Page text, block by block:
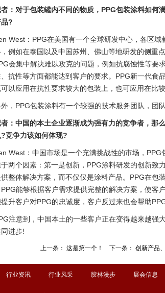
：对于包装罐内不同的物质，PPG包装涂料如何
?
West：PPG在美国有一个全球研发中心，各区
例如在泰国以及中国苏州、佛山等地研发的侧重
会集中解决难以攻克的问题，例如抗腐蚀性等要
抗性等方面都能达到客户的要求。PPG新一代
以应用在抗性要求较大的包装上，也可应用在比较
外，PPG包装涂料有一个较强的技术服务团队，团
：中国的本土企业逐渐成为强有力的竞争者，那
竞争力该如何体现?
West：中国市场是一个充满挑战性的市场，
两个因素：第一是创新，PPG涂料研发的创新致
整体解决方案，而不仅仅是涂料产品。PPG在包
能够根据客户需求提供完整的解决方案，使客
升客户对PPG的忠诚度，客户反过来也会帮助PPG
注意到，中国本土的一些客户正在变得越来越强
进步!
上一条： 这是第一个！ 下一条： 创新产品
行业资讯 行业风采 胶林漫步 展会信息